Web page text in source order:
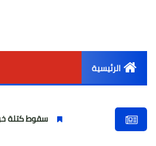
الرئيسية
سقوط كتلة خرسانية ينهي